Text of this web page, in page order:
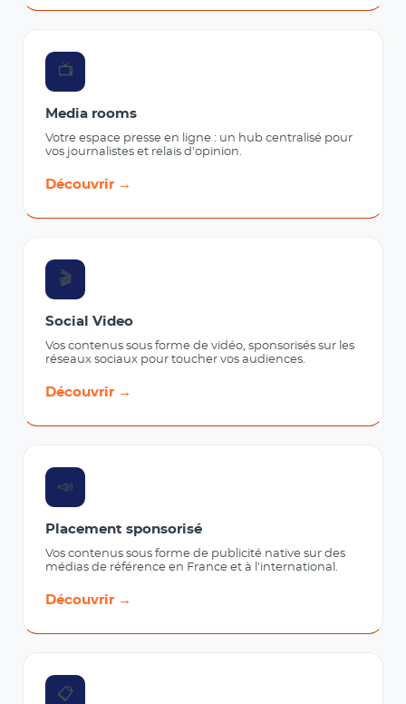
📺
Media rooms
Votre espace presse en ligne : un hub centralisé pour
vos journalistes et relais d'opinion.
Découvrir →
🎬
Social Video
Vos contenus sous forme de vidéo, sponsorisés sur les
réseaux sociaux pour toucher vos audiences.
Découvrir →
📣
Placement sponsorisé
Vos contenus sous forme de publicité native sur des
médias de référence en France et à l'international.
Découvrir →
📋